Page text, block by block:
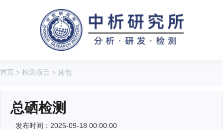
首页 > 检测项目 > 其他
总硒检测
发布时间：2025-09-18 00:00:00